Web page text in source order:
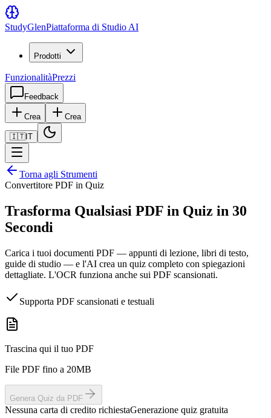
StudyGlenPiattaforma di Studio AI
Prodotti
FunzionalitàPrezzi
Feedback
Crea Crea
🇮🇹IT
Torna agli Strumenti
Convertitore PDF in Quiz
Trasforma Qualsiasi PDF in Quiz in 30
Secondi
Carica i tuoi documenti PDF — appunti di lezione, libri di testo,
guide di studio — e l'AI crea un quiz completo con spiegazioni
dettagliate. L'OCR funziona anche sui PDF scansionati.
Supporta PDF scansionati e testuali
Trascina qui il tuo PDF
File PDF fino a 20MB
Genera Quiz da PDF
Nessuna carta di credito richiestaGenerazione quiz gratuita